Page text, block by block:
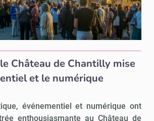
Château de Chantilly mise
et le numérique
événementiel et numérique ont
enthousiasmante au Château de